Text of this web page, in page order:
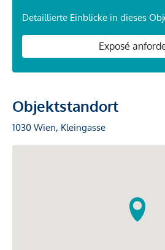
Detaillierte Einblicke in dieses
Exposé
Objektstandort
1030 Wien, Kleingasse